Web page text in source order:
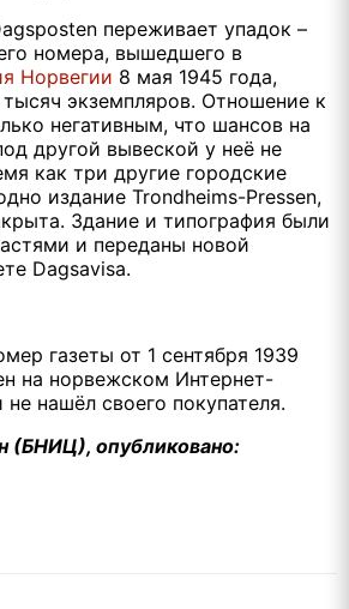
переживает упадок –
номера, вышедшего в
Норвегии 8 мая 1945 года,
тысяч экземпляров. Отношение к
негативным, что шансов на
другой вывеской у неё не
как три другие городские
издание Trondheims-Pressen,
Здание и типография были
и переданы новой
Dagsavisa.
газеты от 1 сентября 1939
на норвежском Интернет-
нашёл своего покупателя.
(БНИЦ), опубликовано: